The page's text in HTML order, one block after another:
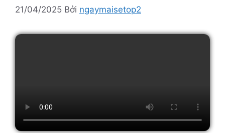
21/04/2025 Bởi ngaymaisetop2